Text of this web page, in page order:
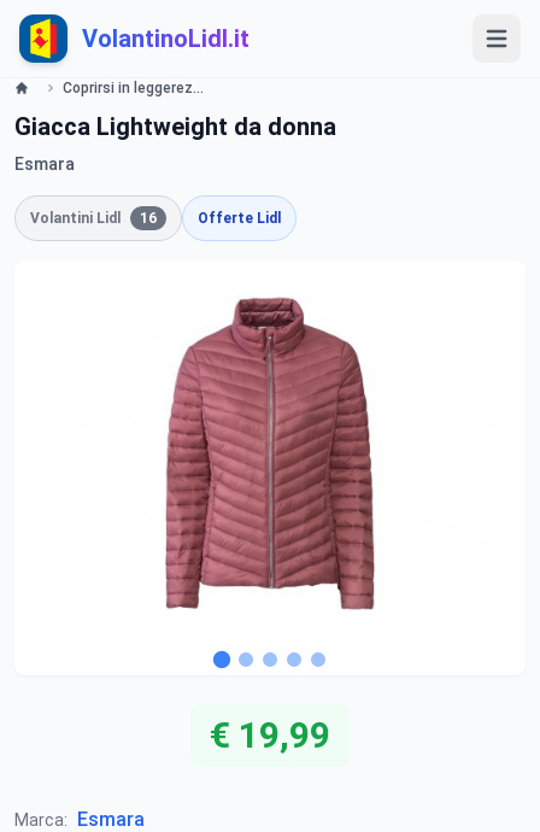
VolantinoLidl.it
Coprirsi in leggerezza Lidl
Giacca Lightweight da donna
Esmara
Volantini Lidl 16 Offerte Lidl
€ 19,99
Marca: Esmara